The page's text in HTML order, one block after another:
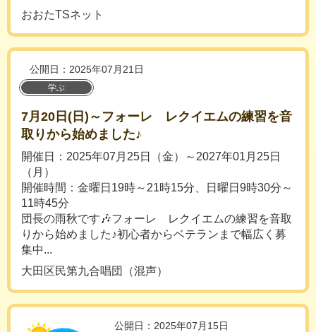
おおたTSネット
公開日：2025年07月21日
学ぶ
7月20日(日)～フォーレ レクイエムの練習を音
取りから始めました♪
開催日：2025年07月25日（金）～2027年01月25日
（月）
開催時間：金曜日19時～21時15分、日曜日9時30分～
11時45分
団長の雨秋です🎶フォーレ レクイエムの練習を音取
りから始めました♪初心者からベテランまで幅広く募
集中...
大田区民第九合唱団（混声）
公開日：2025年07月15日